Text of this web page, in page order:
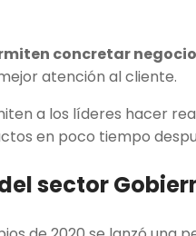
concretar
atención al cliente.
a los líderes hacer
en poco tiempo
sector